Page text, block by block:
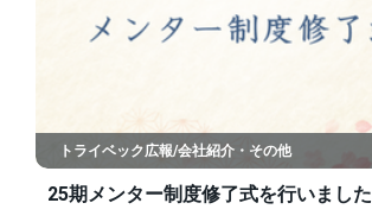
トライベック広報/会社紹介・その他
25期メンター制度修了式を行いました